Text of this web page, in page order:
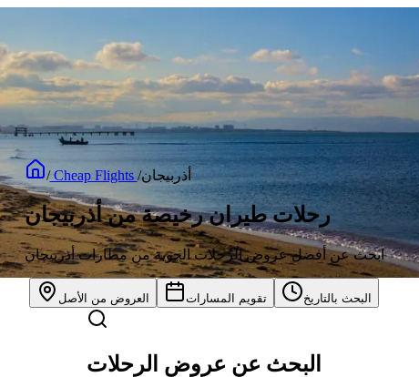
/Cheap Flights /أذربيجان
رحلات طيران رخيصة من أذربيجان
ابحث عن أفضل عروض الرحلات الجوية من مطارات أذربيجان
العروض من الأصل تقويم المسارات البحث بالتاريخ
البحث عن عروض الرحلات